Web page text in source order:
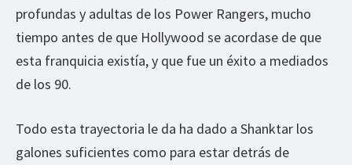
profundas y adultas de los Power Rangers, mucho
tiempo antes de que Hollywood se acordase de que
esta franquicia existía, y que fue un éxito a mediados
de los 90.
Todo esta trayectoria le da ha dado a Shanktar los
galones suficientes como para estar detrás de